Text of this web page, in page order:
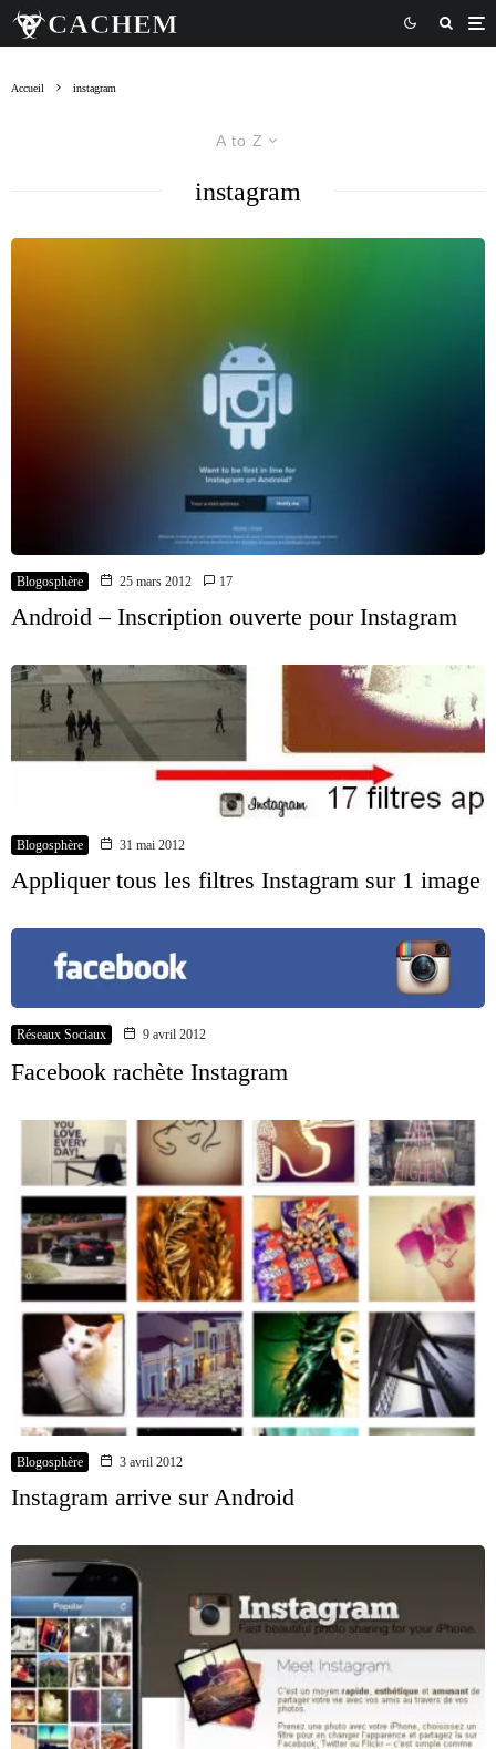
Accueil instagram
A to Z
instagram
Blogosphère 25 mars 2012 17
Android – Inscription ouverte pour Instagram
Blogosphère 31 mai 2012
Appliquer tous les filtres Instagram sur 1 image
Réseaux Sociaux 9 avril 2012
Facebook rachète Instagram
Blogosphère 3 avril 2012
Instagram arrive sur Android